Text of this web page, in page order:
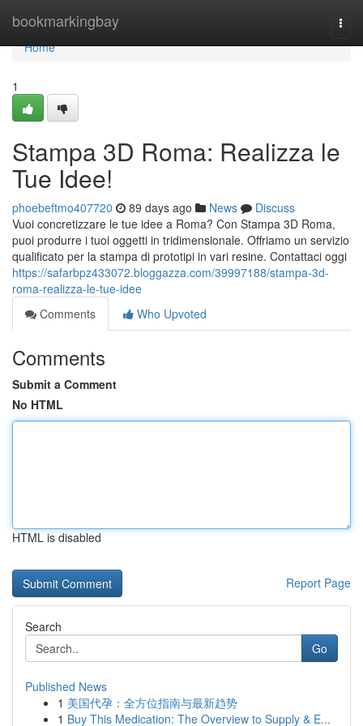
bookmarkingbay
Home
Home
1
Stampa 3D Roma: Realizza le
Tue Idee!
phoebeftmo407720 89 days ago News
Discuss
Vuoi concretizzare le tue idee a Roma? Con Stampa 3D Roma,
puoi produrre i tuoi oggetti in tridimensionale. Offriamo un servizio
qualificato per la stampa di prototipi in vari resine. Contattaci oggi
https://safarbpz433072.bloggazza.com/39997188/stampa-3d-
roma-realizza-le-tue-idee
Comments
Who Upvoted
Comments
Submit a Comment
No HTML
HTML is disabled
Report Page
Search
Go
Published News
1 美国代孕：全方位指南与最新趋势
1 Buy This Medication: The Overview to Supply & E...